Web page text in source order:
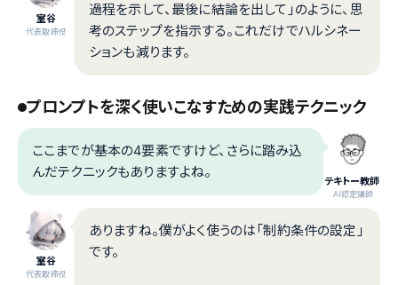
室谷
代表取締役
過程を示して、最後に結論を出して」のように、思
考のステップを指示する。これだけでハルシネー
ションも減ります。
プロンプトを深く使いこなすための実践テクニック
テキトー教師
.AI認定講師
ここまでが基本の4要素ですけど、さらに踏み込
んだテクニックもありますよね。
室谷
代表取締役
ありますね。僕がよく使うのは「制約条件の設定」
です。